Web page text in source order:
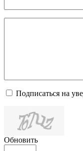
Подписаться на
Обновить